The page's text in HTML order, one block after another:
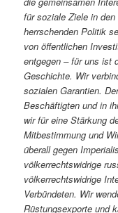
für soziale Ziele in
herrschenden Politik
von öffentlichen
entgegen – für uns ist
Geschichte. Wir
sozialen Garantien.
Beschäftigten und in
wir für eine Stärkung
Mitbestimmung und
überall gegen
völkerrechtswidrige
völkerrechtswidrige
Verbündeten. Wir
Rüstungsexporte und